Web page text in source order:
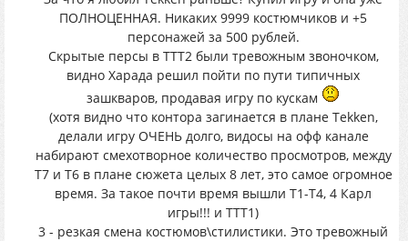
ПОЛНОЦЕННАЯ. Никаких 9999 костюмчиков и +5
персонажей за 500 рублей.
Скрытые персы в TTT2 были тревожным звоночком,
видно Харада решил пойти по пути типичных
зашкваров, продавая игру по кускам
(хотя видно что контора загинается в плане Tekken,
делали игру ОЧЕНЬ долго, видосы на офф канале
набирают смехотворное количество просмотров, между
T7 и T6 в плане сюжета целых 8 лет, это самое огромное
время. За такое почти время вышли T1-T4, 4 Карл
игры!!! и TTT1)
3 - резкая смена костюмов\стилистики. Это тревожный